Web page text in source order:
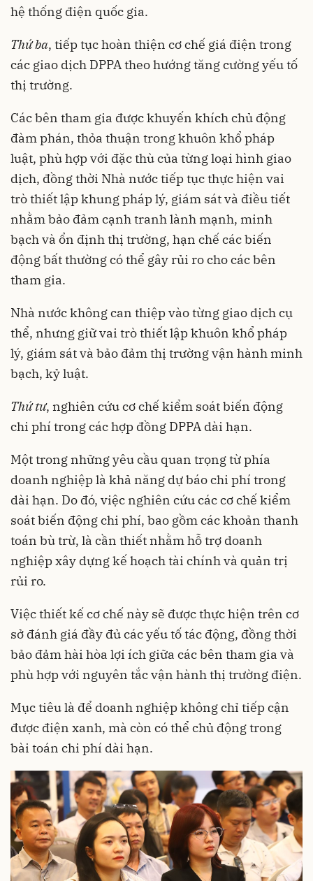
hệ thống điện quốc gia.
Thứ ba, tiếp tục hoàn thiện cơ chế giá điện trong
các giao dịch DPPA theo hướng tăng cường yếu tố
thị trường.
Các bên tham gia được khuyến khích chủ động
đàm phán, thỏa thuận trong khuôn khổ pháp
luật, phù hợp với đặc thù của từng loại hình giao
dịch, đồng thời Nhà nước tiếp tục thực hiện vai
trò thiết lập khung pháp lý, giám sát và điều tiết
nhằm bảo đảm cạnh tranh lành mạnh, minh
bạch và ổn định thị trường, hạn chế các biến
động bất thường có thể gây rủi ro cho các bên
tham gia.
Nhà nước không can thiệp vào từng giao dịch cụ
thể, nhưng giữ vai trò thiết lập khuôn khổ pháp
lý, giám sát và bảo đảm thị trường vận hành minh
bạch, kỷ luật.
Thứ tư, nghiên cứu cơ chế kiểm soát biến động
chi phí trong các hợp đồng DPPA dài hạn.
Một trong những yêu cầu quan trọng từ phía
doanh nghiệp là khả năng dự báo chi phí trong
dài hạn. Do đó, việc nghiên cứu các cơ chế kiểm
soát biến động chi phí, bao gồm các khoản thanh
toán bù trừ, là cần thiết nhằm hỗ trợ doanh
nghiệp xây dựng kế hoạch tài chính và quản trị
rủi ro.
Việc thiết kế cơ chế này sẽ được thực hiện trên cơ
sở đánh giá đầy đủ các yếu tố tác động, đồng thời
bảo đảm hài hòa lợi ích giữa các bên tham gia và
phù hợp với nguyên tắc vận hành thị trường điện.
Mục tiêu là để doanh nghiệp không chỉ tiếp cận
được điện xanh, mà còn có thể chủ động trong
bài toán chi phí dài hạn.